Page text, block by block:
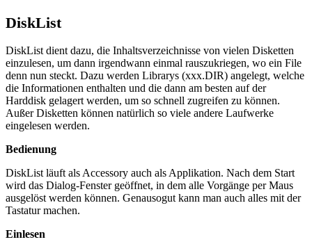
DiskList
DiskList dient dazu, die Inhaltsverzeichnisse von vielen Disketten
einzulesen, um dann irgendwann einmal rauszukriegen, wo ein File
denn nun steckt. Dazu werden Librarys (xxx.DIR) angelegt, welche
die Informationen enthalten und die dann am besten auf der
Harddisk gelagert werden, um so schnell zugreifen zu können.
Außer Disketten können natürlich so viele andere Laufwerke
eingelesen werden.
Bedienung
DiskList läuft als Accessory auch als Applikation. Nach dem Start
wird das Dialog-Fenster geöffnet, in dem alle Vorgänge per Maus
ausgelöst werden können. Genausogut kann man auch alles mit der
Tastatur machen.
Einlesen